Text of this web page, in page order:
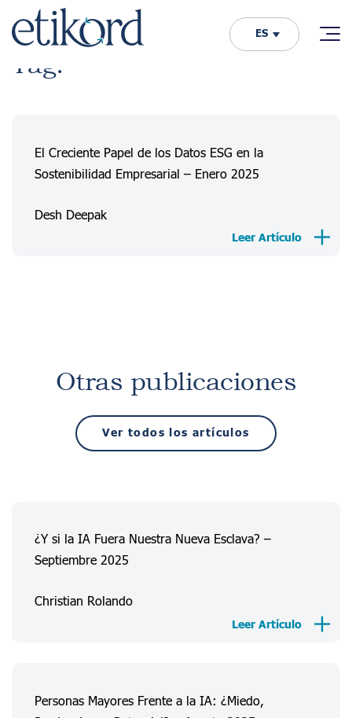
ES
Tag:
El Creciente Papel de los Datos ESG en la
Sostenibilidad Empresarial – Enero 2025
Desh Deepak
Leer Artículo
Otras publicaciones
Ver todos los artículos
¿Y si la IA Fuera Nuestra Nueva Esclava? –
Septiembre 2025
Christian Rolando
Leer Artículo
Personas Mayores Frente a la IA: ¿Miedo,